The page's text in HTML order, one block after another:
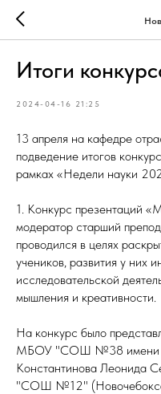
Итоги
2024-04-16 21:25
13 апреля на кафедре
подведение итогов
рамках «Недели науки
1. Конкурс
модератор старший
проводился в целях
учеников, развития у них
исследовательской
мышления и креативности.
На конкурс было
МБОУ "СОШ №38 имени
Константинова Леонида
"СОШ №12"